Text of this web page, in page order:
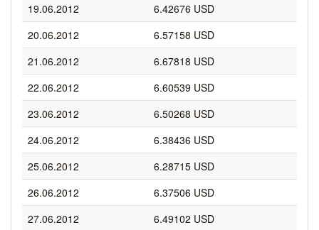
19.06.2012
6.42676 USD
20.06.2012
6.57158 USD
21.06.2012
6.67818 USD
22.06.2012
6.60539 USD
23.06.2012
6.50268 USD
24.06.2012
6.38436 USD
25.06.2012
6.28715 USD
26.06.2012
6.37506 USD
27.06.2012
6.49102 USD